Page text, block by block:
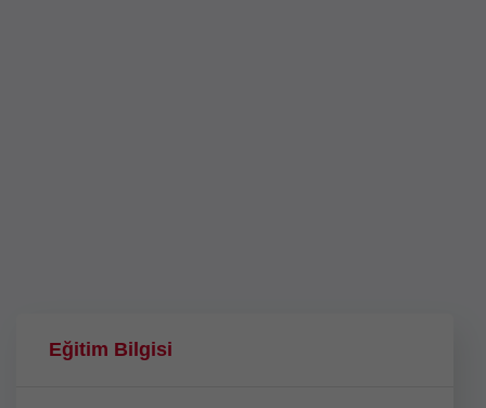
Eğitim Bilgisi